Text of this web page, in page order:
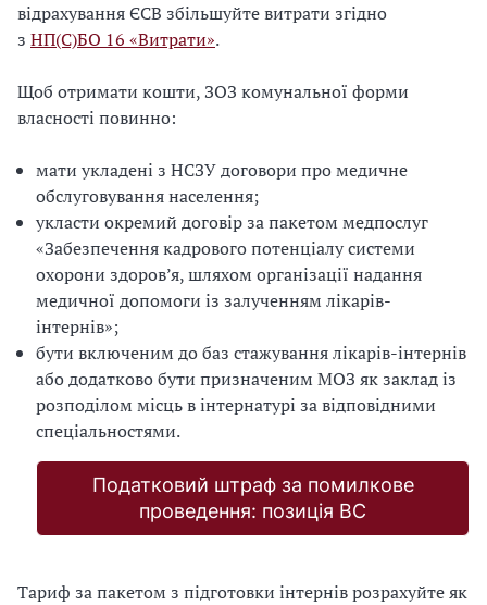
відрахування ЄСВ збільшуйте витрати згідно
з НП(С)БО 16 «Витрати».
Щоб отримати кошти, ЗОЗ комунальної форми
власності повинно:
мати укладені з НСЗУ договори про медичне
обслуговування населення;
укласти окремий договір за пакетом медпослуг
«Забезпечення кадрового потенціалу системи
охорони здоров’я, шляхом організації надання
медичної допомоги із залученням лікарів-
інтернів»;
бути включеним до баз стажування лікарів-інтернів
або додатково бути призначеним МОЗ як заклад із
розподілом місць в інтернатурі за відповідними
спеціальностями.
Податковий штраф за помилкове
проведення: позиція ВС
Тариф за пакетом з підготовки інтернів розрахуйте як